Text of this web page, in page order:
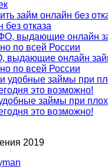
без отказа
онлайн
по всей России
займы при
это возможно!
2019